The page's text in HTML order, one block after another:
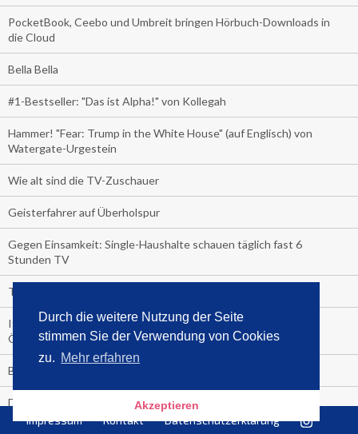
Durch die weitere Nutzung der Seite
stimmen Sie der Verwendung von Cookies
zu. Mehr erfahren
Akzeptieren
PocketBook, Ceebo und Umbreit bringen Hörbuch-Downloads in
die Cloud
Bella Bella
#1-Bestseller: "Das ist Alpha!" von Kollegah
Hammer! "Fear: Trump in the White House" (auf Englisch) von
Watergate-Urgestein
Wie alt sind die TV-Zuschauer
Geisterfahrer auf Überholspur
Gegen Einsamkeit: Single-Haushalte schauen täglich fast 6
Stunden TV
TV-Quote:
Italienisches Kochbuch schießt auf Nummer 1 in Deutschland,
Österreich und Schweiz
Blick in die Garage der TV-Dauerglotzer
Die Deutschen investieren, während die Österreicher und
Impressum Kontakt Datenschutzerklärung